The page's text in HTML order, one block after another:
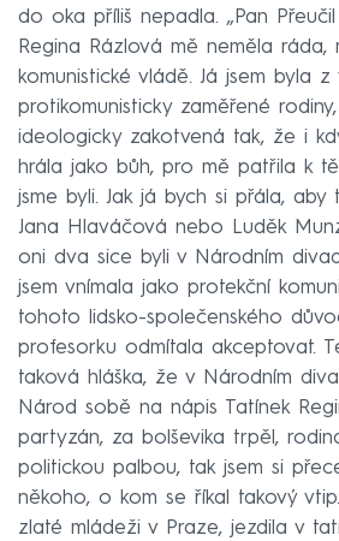
do oka příliš nepadla. „Pan
Regina Rázlová mě neměla ráda,
komunistické vládě. Já jsem byla z
protikomunisticky zaměřené
ideologicky zakotvená tak, že i
hrála jako bůh, pro mě patřila k
jsme byli. Jak já bych si přála, aby
Jana Hlaváčová nebo Luděk
oni dva sice byli v Národním
jsem vnímala jako protekční
tohoto lidsko-společenského
profesorku odmítala akceptovat.
taková hláška, že v Národním
Národ sobě na nápis Tatínek
partyzán, za bolševika trpěl,
politickou palbou, tak jsem si
někoho, o kom se říkal takový
zlaté mládeži v Praze, jezdila v